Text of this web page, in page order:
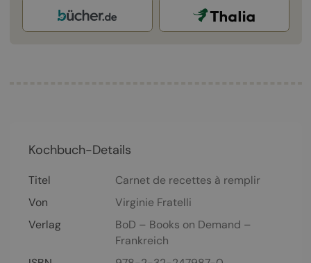
Kochbuch-Details
Titel
Carnet de recettes à remplir
Von
Virginie Fratelli
Verlag
BoD – Books on Demand –
Frankreich